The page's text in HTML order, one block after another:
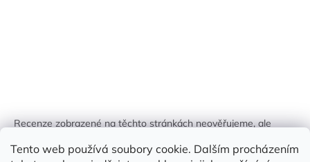
Tento web používá soubory cookie. Dalším procházením
Recenze zobrazené na těchto stránkách neověřujeme, ale
identifikován.